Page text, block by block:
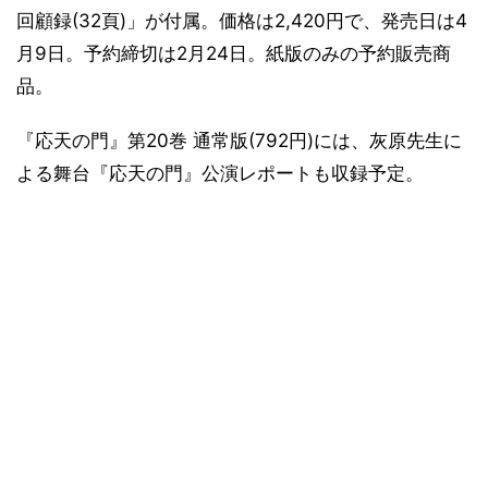
回顧録(32頁)」が付属。価格は2,420円で、発売日は4
月9日。予約締切は2月24日。紙版のみの予約販売商
品。
『応天の門』第20巻 通常版(792円)には、灰原先生に
よる舞台『応天の門』公演レポートも収録予定。